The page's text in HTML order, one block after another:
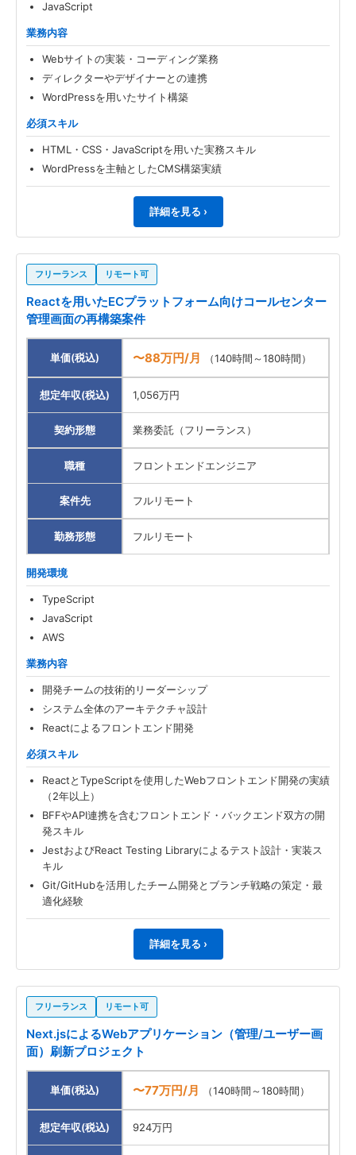
JavaScript
業務内容
Webサイトの実装・コーディング業務
ディレクターやデザイナーとの連携
WordPressを用いたサイト構築
必須スキル
HTML・CSS・JavaScriptを用いた実務スキル
WordPressを主軸としたCMS構築実績
詳細を見る ›
フリーランス リモート可
Reactを用いたECプラットフォーム向けコールセンター
管理画面の再構築案件
単価(税込) 〜88万円/月 （140時間～180時間）
想定年収(税込) 1,056万円
契約形態 業務委託（フリーランス）
職種 フロントエンドエンジニア
案件先 フルリモート
勤務形態 フルリモート
開発環境
TypeScript
JavaScript
AWS
業務内容
開発チームの技術的リーダーシップ
システム全体のアーキテクチャ設計
Reactによるフロントエンド開発
必須スキル
ReactとTypeScriptを使用したWebフロントエンド開発の実績
（2年以上）
BFFやAPI連携を含むフロントエンド・バックエンド双方の開
発スキル
JestおよびReact Testing Libraryによるテスト設計・実装ス
キル
Git/GitHubを活用したチーム開発とブランチ戦略の策定・最
適化経験
詳細を見る ›
フリーランス リモート可
Next.jsによるWebアプリケーション（管理/ユーザー画
面）刷新プロジェクト
単価(税込) 〜77万円/月 （140時間～180時間）
想定年収(税込) 924万円